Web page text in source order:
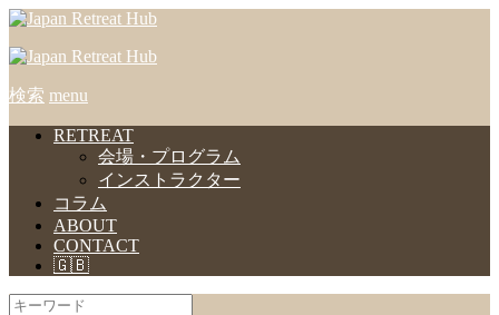
検索 menu
RETREAT
会場・プログラム
インストラクター
コラム
ABOUT
CONTACT
🇬🇧